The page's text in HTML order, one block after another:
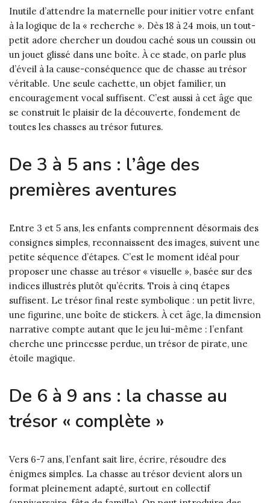
Inutile d’attendre la maternelle pour initier votre enfant
à la logique de la « recherche ». Dès 18 à 24 mois, un tout-
petit adore chercher un doudou caché sous un coussin ou
un jouet glissé dans une boîte. À ce stade, on parle plus
d’éveil à la cause-conséquence que de chasse au trésor
véritable. Une seule cachette, un objet familier, un
encouragement vocal suffisent. C’est aussi à cet âge que
se construit le plaisir de la découverte, fondement de
toutes les chasses au trésor futures.
De 3 à 5 ans : l’âge des
premières aventures
Entre 3 et 5 ans, les enfants comprennent désormais des
consignes simples, reconnaissent des images, suivent une
petite séquence d’étapes. C’est le moment idéal pour
proposer une chasse au trésor « visuelle », basée sur des
indices illustrés plutôt qu’écrits. Trois à cinq étapes
suffisent. Le trésor final reste symbolique : un petit livre,
une figurine, une boîte de stickers. À cet âge, la dimension
narrative compte autant que le jeu lui-même : l’enfant
cherche une princesse perdue, un trésor de pirate, une
étoile magique.
De 6 à 9 ans : la chasse au
trésor « complète »
Vers 6-7 ans, l’enfant sait lire, écrire, résoudre des
énigmes simples. La chasse au trésor devient alors un
format pleinement adapté, surtout en collectif